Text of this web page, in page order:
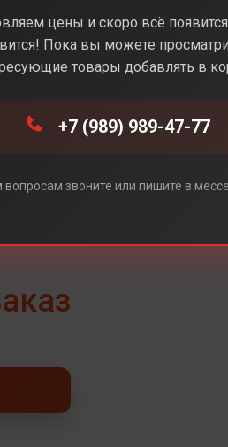
Rustore)
цены и скоро всё
Пока вы можете
товары добавлять в
+7 (989) 989-47-77
вопросам звоните или пишите в